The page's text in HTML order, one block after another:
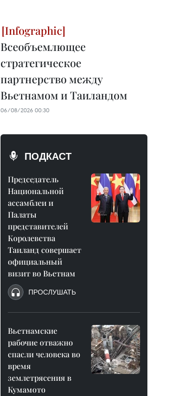
Всеобъемлющее
стратегическое
партнерство между
Вьетнамом и Таиландом
06/08/2026 00:30
ПОДКАСТ
Председатель
Национальной
ассамблеи и
Палаты
представителей
Королевства
Таиланд совершает
официальный
визит во Вьетнам
ПРОСЛУШАТЬ
Вьетнамские
рабочие отважно
спасли человека во
время
землетрясения в
Кумамото